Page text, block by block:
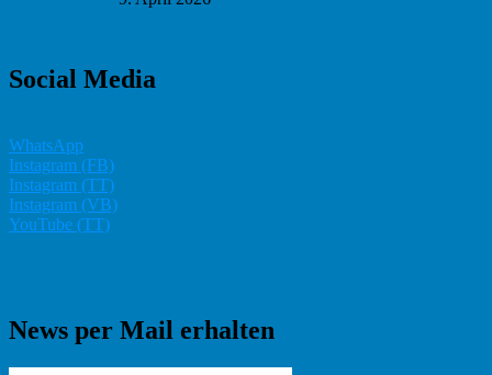
Social Media
WhatsApp
Instagram (FB)
Instagram (TT)
Instagram (VB)
YouTube (TT)
News per Mail erhalten